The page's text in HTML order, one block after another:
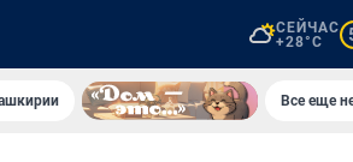
СЕЙЧАС
+28°C
Все еще